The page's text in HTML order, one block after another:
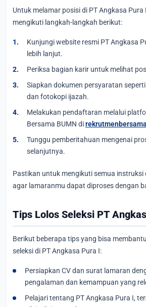
Untuk melamar posisi di PT Angkasa Pura
mengikuti langkah-langkah berikut:
Kunjungi website resmi PT Angkasa
lebih lanjut.
Periksa bagian karir untuk melihat
Siapkan dokumen persyaratan
dan fotokopi ijazah.
Melakukan pendaftaran melalui
Bersama BUMN di
Tunggu pemberitahuan mengenai
selanjutnya.
Pastikan untuk mengikuti semua instruksi
agar lamaranmu dapat diproses dengan
Tips Lolos Seleksi PT
Berikut beberapa tips yang bisa
seleksi di PT Angkasa Pura I:
Persiapkan CV dan surat lamaran
pengalaman dan kemampuan yang
Pelajari tentang PT Angkasa Pura I,